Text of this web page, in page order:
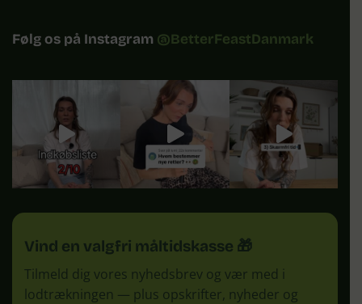
Følg os på Instagram @BetterFeastDanmark
Vind en valgfri måltidskasse 🎁
Tilmeld dig vores nyhedsbrev og vær med i
lodtrækningen — plus opskrifter, nyheder og